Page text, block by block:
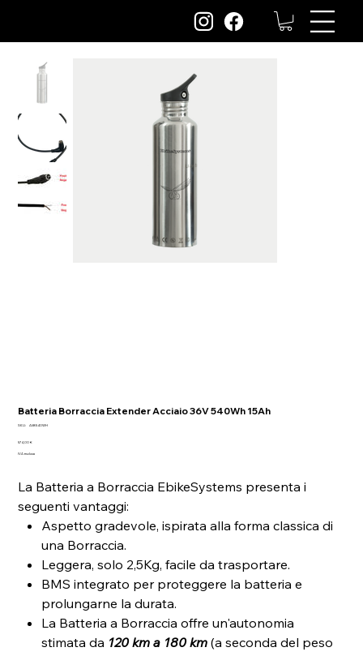
Batteria Borraccia Extender Acciaio 36V 540Wh 15Ah
SKU:
SKU
AliB540WH
Prezzo
574,00 €
IVA esclusa
La Batteria a Borraccia EbikeSystems presenta i
seguenti vantaggi:
Aspetto gradevole, ispirata alla forma classica di
una Borraccia.
Leggera, solo 2,5Kg, facile da trasportare.
BMS integrato per proteggere la batteria e
prolungarne la durata.
La Batteria a Borraccia offre un'autonomia
stimata da 120 km a 180 km (a seconda del peso